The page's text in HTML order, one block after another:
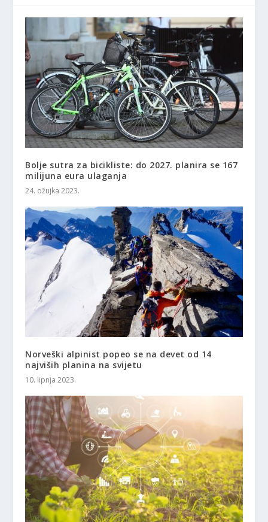
Bolje sutra za bicikliste: do 2027. planira se 167
milijuna eura ulaganja
24. ožujka 2023.
Norveški alpinist popeo se na devet od 14
najviših planina na svijetu
10. lipnja 2023.